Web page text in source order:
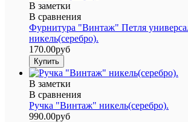
В заметки
В сравнения
Фурнитура "Винтаж" Петля
никель(серебро).
170.00руб
В заметки
В сравнения
Ручка "Винтаж" никель(серебро).
990.00руб